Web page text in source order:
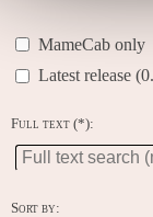
MameCab only
Latest release
Full text (*):
Sort by: